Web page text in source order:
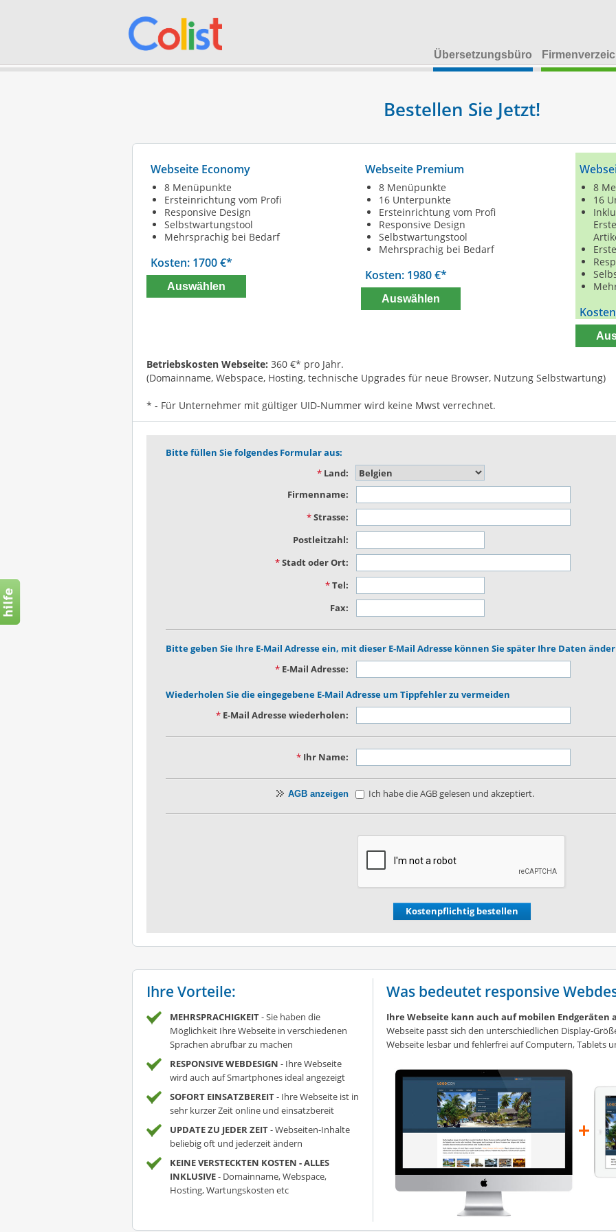
Übersetzungsbüro
Bestellen Sie Jetzt!
Webseite Economy
8 Menüpunkte
Ersteinrichtung vom Profi
Responsive Design
Selbstwartungstool
Mehrsprachig bei Bedarf
Kosten: 1700 €*
Auswählen
Webseite Premium
8 Menüpunkte
16 Unterpunkte
Ersteinrichtung vom Profi
Responsive Design
Selbstwartungstool
Mehrsprachig bei Bedarf
Kosten: 1980 €*
Auswählen
8
16
Betriebskosten Webseite: 360 €* pro Jahr.
(Domainname, Webspace, Hosting, technische Upgrades für neue Browser, Nutzung Selbstwartung)
* - Für Unternehmer mit gültiger UID-Nummer wird keine Mwst verrechnet.
Bitte füllen Sie folgendes Formular aus:
* Land:
Firmenname:
*Strasse:
Postleitzahl:
*Stadt oder Ort:
*Tel:
Fax:
Bitte geben Sie Ihre E-Mail Adresse ein, mit dieser E-Mail Adresse können Sie später Ihre Daten
* E-Mail Adresse:
Wiederholen Sie die eingegebene E-Mail Adresse um Tippfehler zu vermeiden
* E-Mail Adresse wiederholen:
* Ihr Name:
AGB anzeigen Ich habe die AGB gelesen und akzeptiert.
Ihre Vorteile:
MEHRSPRACHIGKEIT- Sie haben die
Möglichkeit Ihre Webseite in verschiedenen
Sprachen abrufbar zu machen
RESPONSIVE WEBDESIGN - Ihre Webseite
wird auch auf Smartphones ideal angezeigt
SOFORT EINSATZBEREIT- Ihre Webseite ist in
sehr kurzer Zeit online und einsatzbereit
UPDATE ZU JEDER ZEIT- Webseiten-Inhalte
beliebig oft und jederzeit ändern
KEINE VERSTECKTEN KOSTEN - ALLES
INKLUSIVE- Domainname, Webspace,
Hosting, Wartungskosten etc
Was bedeutet responsive
Ihre Webseite kann auch auf mobilen Endgeräten
Webseite passt sich den unterschiedlichen Display-
Webseite lesbar und fehlerfrei auf Computern, Tablets